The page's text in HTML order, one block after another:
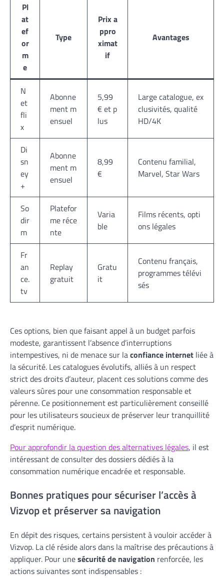
Pl
at
ef
or
m
e
Type
Prix a
ppro
ximat
if
Avantages
N
et
fli
x
Abonne
ment m
ensuel
5,99
€ et p
lus
Large catalogue, ex
clusivités, qualité
HD/4K
Di
sn
ey
+
Abonne
ment m
ensuel
8,99
€
Contenu familial,
Marvel, Star Wars
So
dir
m
Platefor
me réce
nte
Varia
ble
Films récents, opti
ons légales
Fr
an
ce.
tv
Replay
gratuit
Gratu
it
Contenu français,
programmes télévi
sés
Ces options, bien que faisant appel à un budget parfois
modeste, garantissent l’absence d’interruptions
intempestives, ni de menace sur laconfiance internet liée à
la sécurité. Les catalogues évolutifs, alliés à un respect
strict des droits d’auteur, placent ces solutions comme des
valeurs sûres pour une consommation responsable et
pérenne. Ce positionnement est particulièrement conseillé
pour les utilisateurs soucieux de préserver leur tranquillité
d’esprit numérique.
Pour approfondir la question des alternatives légales, il est
intéressant de consulter des dossiers dédiés à la
consommation numérique encadrée et responsable.
Bonnes pratiques pour sécuriser l’accès à
Vizvop et préserver sa navigation
En dépit des risques, certains persistent à vouloir accéder à
Vizvop. La clé réside alors dans la maîtrise des précautions à
appliquer. Pour unesécurité de navigation renforcée, les
actions suivantes sont indispensables :